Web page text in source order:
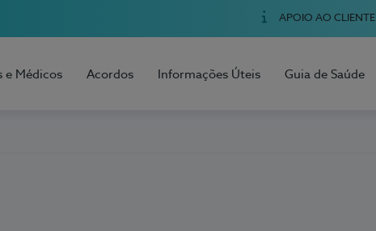
APOIO AO CLIENTE
e Médicos Acordos Informações Úteis Guia de Saúde